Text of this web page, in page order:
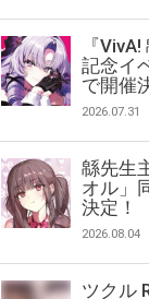
『
記念イ
で開催
2026.07.31
緜先生
オル」
決定！
2026.08.04
ツクル